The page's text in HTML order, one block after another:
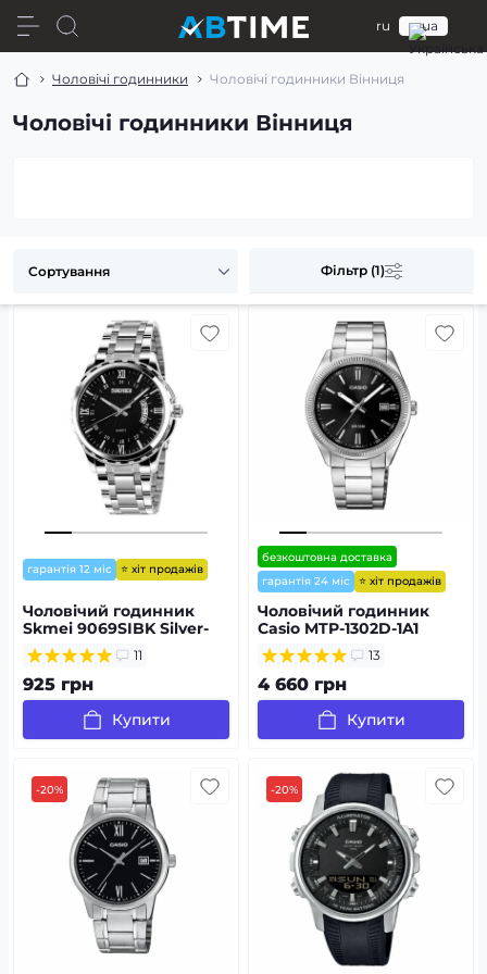
ru ua
Чоловічі годинники Чоловічі годинники Вінниця
Чоловічі годинники Вінниця
Фільтр (1)
гарантія 12 міс ⭐ хіт продажів
Чоловічий годинник
Skmei 9069SIBK Silver-
Black
11
925 грн
Купити
безкоштовна доставка
гарантія 24 міс
⭐ хіт продажів
Чоловічий годинник
Casio MTP-1302D-1A1
13
4 660 грн
Купити
-20% -20%